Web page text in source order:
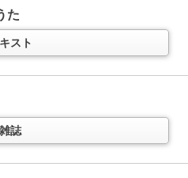
音声
編」は過去年度の再放送です）
は前年度4-9月の再放送です)
スト
た
スト
雑誌